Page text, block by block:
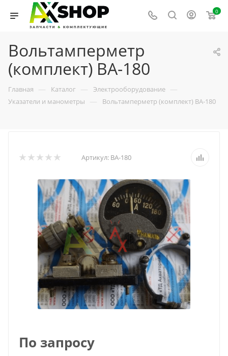
0
Вольтамперметр
(комплект) ВА-180
Главная — Каталог — Электрооборудование —
Указатели и манометры — Вольтамперметр (комплект) ВА-180
Артикул: ВА-180
По запросу